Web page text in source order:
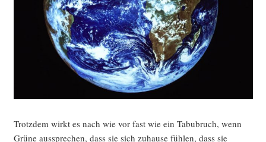
Trotz­dem wirkt es nach wie vor fast wie ein Tabu­bruch, wenn
Grü­ne aus­spre­chen, dass sie sich zuhau­se füh­len, dass sie